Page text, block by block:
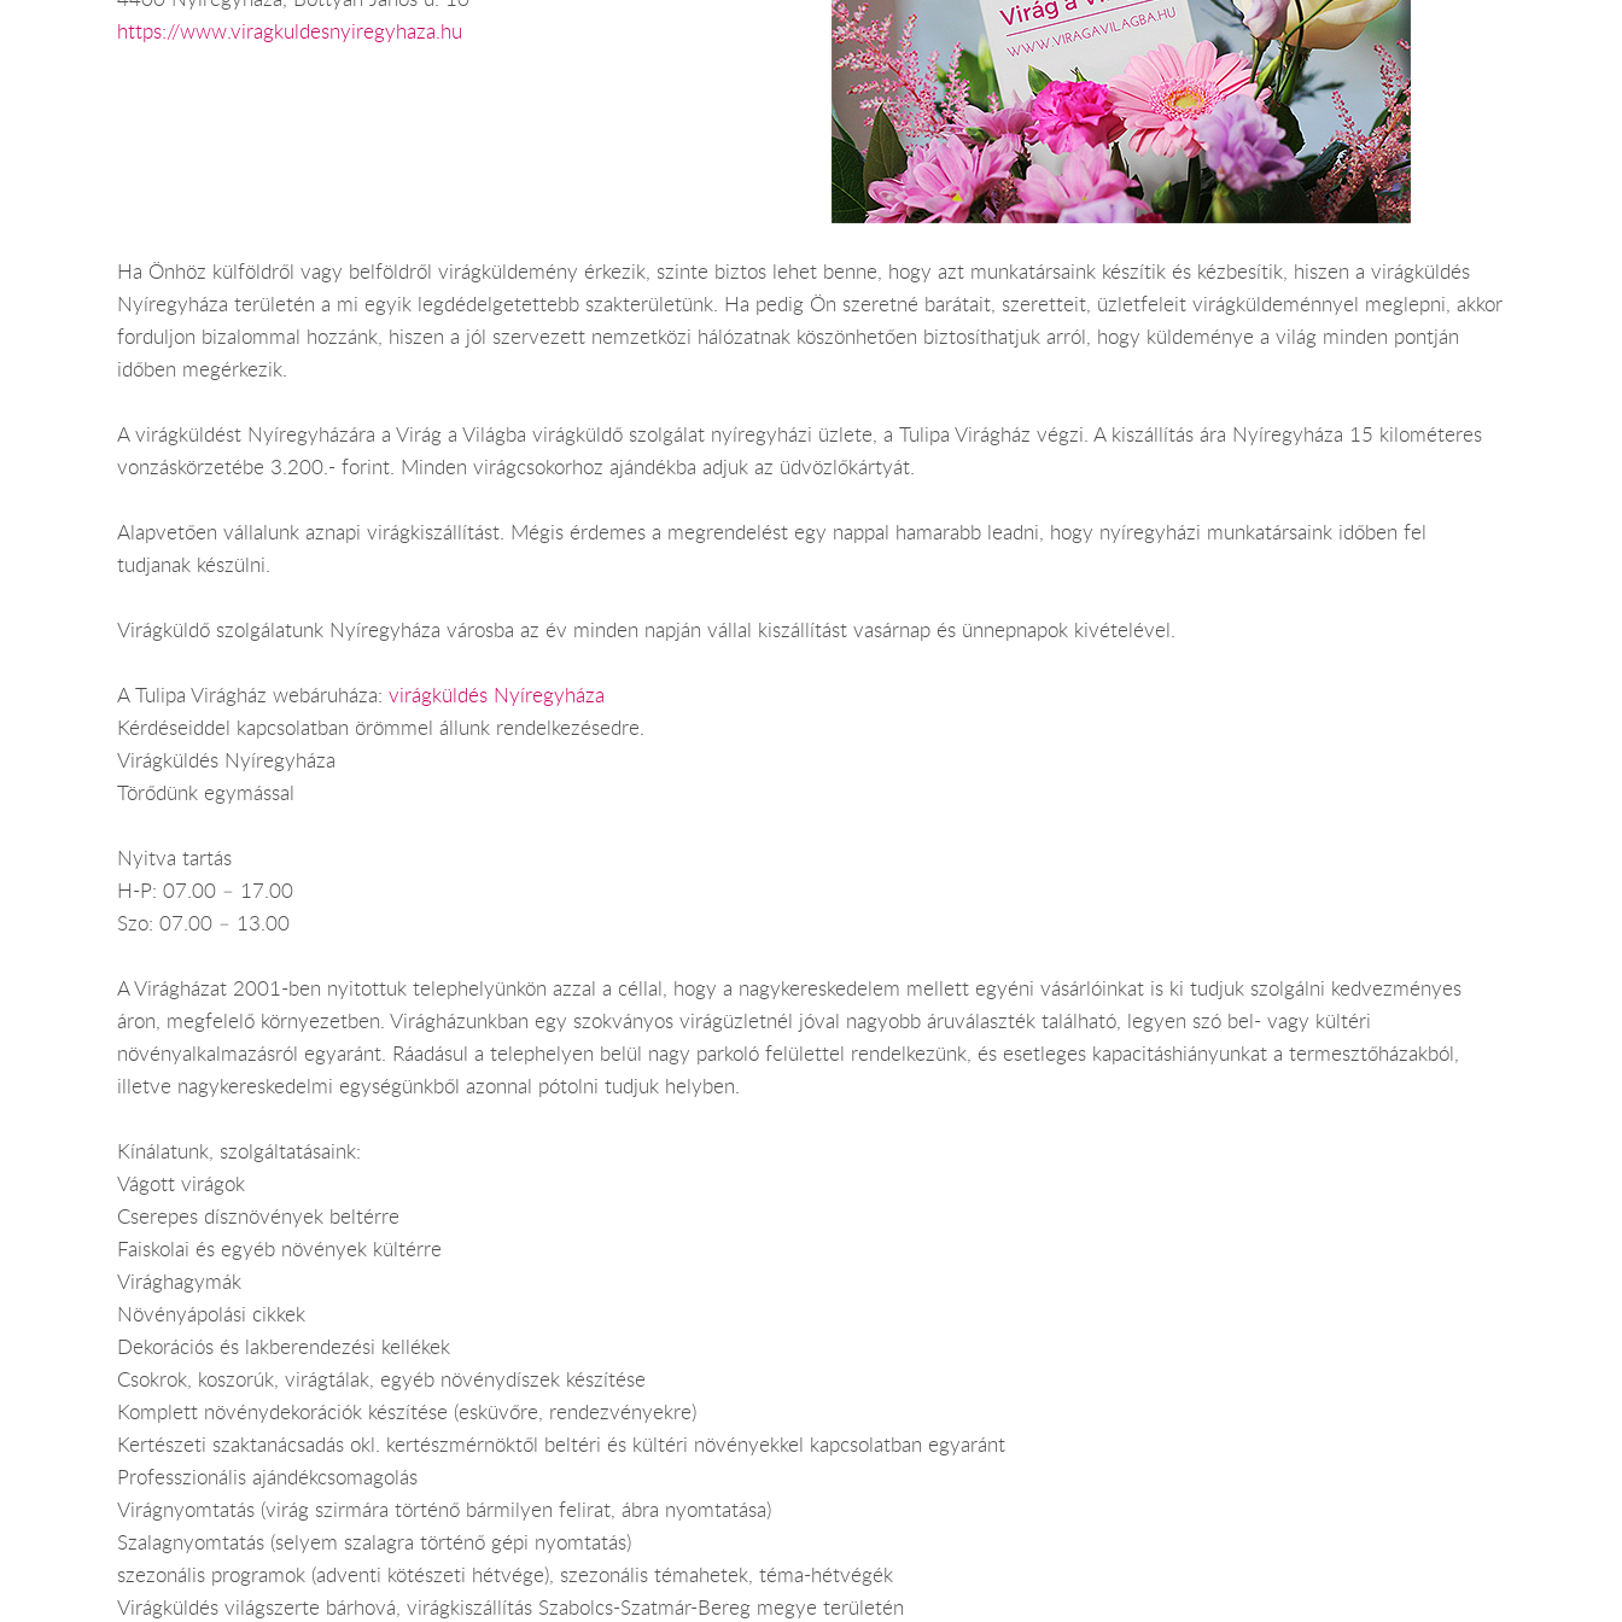
https://www.viragkuldesnyiregyhaza.hu
Ha Önhöz külföldről vagy belföldről virágküldemény érkezik, szinte biztos lehet benne, hogy azt munkatársaink készítik és kézbesítik, hiszen a virágküldés
Nyíregyháza területén a mi egyik legdédelgetettebb szakterületünk. Ha pedig Ön szeretné barátait, szeretteit, üzletfeleit virágküldeménnyel meglepni, akkor
forduljon bizalommal hozzánk, hiszen a jól szervezett nemzetközi hálózatnak köszönhetően biztosíthatjuk arról, hogy küldeménye a világ minden pontján
időben megérkezik.
A virágküldést Nyíregyházára a Virág a Világba virágküldő szolgálat nyíregyházi üzlete, a Tulipa Virágház végzi. A kiszállítás ára Nyíregyháza 15 kilométeres
vonzáskörzetébe 3.200.- forint. Minden virágcsokorhoz ajándékba adjuk az üdvözlőkártyát.
Alapvetően vállalunk aznapi virágkiszállítást. Mégis érdemes a megrendelést egy nappal hamarabb leadni, hogy nyíregyházi munkatársaink időben fel
tudjanak készülni.
Virágküldő szolgálatunk Nyíregyháza városba az év minden napján vállal kiszállítást vasárnap és ünnepnapok kivételével.
A Tulipa Virágház webáruháza: virágküldés Nyíregyháza
Kérdéseiddel kapcsolatban örömmel állunk rendelkezésedre.
Virágküldés Nyíregyháza
Törődünk egymással
Nyitva tartás
H-P: 07.00 – 17.00
Szo: 07.00 – 13.00
A Virágházat 2001-ben nyitottuk telephelyünkön azzal a céllal, hogy a nagykereskedelem mellett egyéni vásárlóinkat is ki tudjuk szolgálni kedvezményes
áron, megfelelő környezetben. Virágházunkban egy szokványos virágüzletnél jóval nagyobb áruválaszték található, legyen szó bel- vagy kültéri
növényalkalmazásról egyaránt. Ráadásul a telephelyen belül nagy parkoló felülettel rendelkezünk, és esetleges kapacitáshiányunkat a termesztőházakból,
illetve nagykereskedelmi egységünkből azonnal pótolni tudjuk helyben.
Kínálatunk, szolgáltatásaink:
Vágott virágok
Cserepes dísznövények beltérre
Faiskolai és egyéb növények kültérre
Virághagymák
Növényápolási cikkek
Dekorációs és lakberendezési kellékek
Csokrok, koszorúk, virágtálak, egyéb növénydíszek készítése
Komplett növénydekorációk készítése (esküvőre, rendezvényekre)
Kertészeti szaktanácsadás okl. kertészmérnöktől beltéri és kültéri növényekkel kapcsolatban egyaránt
Professzionális ajándékcsomagolás
Virágnyomtatás (virág szirmára történő bármilyen felirat, ábra nyomtatása)
Szalagnyomtatás (selyem szalagra történő gépi nyomtatás)
szezonális programok (adventi kötészeti hétvége), szezonális témahetek, téma-hétvégék
Virágküldés világszerte bárhová, virágkiszállítás Szabolcs-Szatmár-Bereg megye területén